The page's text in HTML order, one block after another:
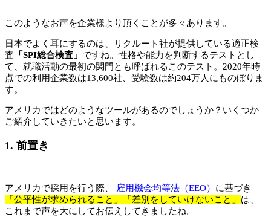
このようなお声を企業様より頂くことが多々あります。
日本でよく耳にするのは、リクルート社が提供している適正検
査 「SPI総合検査」 ですね。性格や能力を判断するテストとし
て、就職活動の最初の関門とも呼ばれるこのテスト。2020年時
点での利用企業数は13,600社、受験数は約204万人にものぼりま
す。
アメリカではどのようなツールがあるのでしょうか？いくつか
ご紹介していきたいと思います。
1. 前置き
アメリカで採用を行う際、 雇用機会均等法（EEO） に基づき
「公平性が求められること」「差別をしていけないこと」 は、
これまで声を大にしてお伝えしてきましたね。